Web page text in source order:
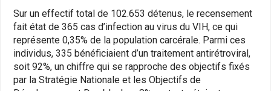
Sur un effectif total de 102.653 détenus, le recensement
fait état de 365 cas d’infection au virus du VIH, ce qui
représente 0,35% de la population carcérale. Parmi ces
individus, 335 bénéficiaient d’un traitement antirétroviral,
soit 92%, un chiffre qui se rapproche des objectifs fixés
par la Stratégie Nationale et les Objectifs de